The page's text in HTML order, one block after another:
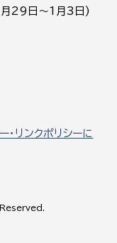
月29日～1月3日)
・リンクポリシーに